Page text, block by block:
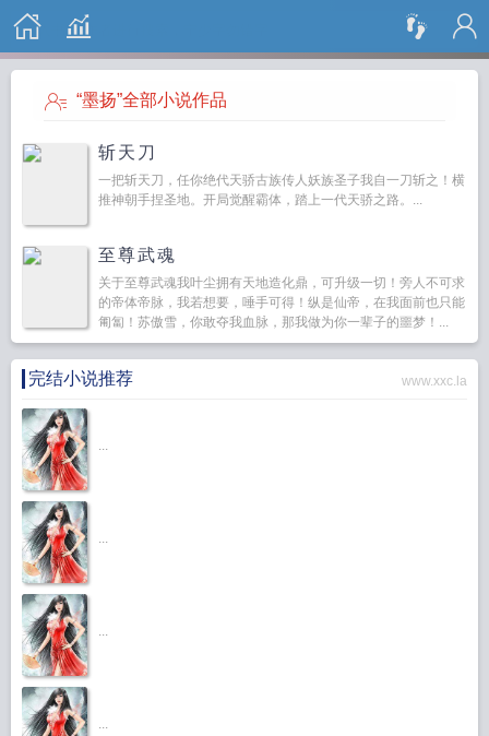
搜 索
“墨扬”全部小说作品
斩天刀
一把斩天刀，任你绝代天骄古族传人妖族圣子我自一刀斩之！横
推神朝手捏圣地。开局觉醒霸体，踏上一代天骄之路。...
至尊武魂
关于至尊武魂我叶尘拥有天地造化鼎，可升级一切！旁人不可求
的帝体帝脉，我若想要，唾手可得！纵是仙帝，在我面前也只能
匍匐！苏傲雪，你敢夺我血脉，那我做为你一辈子的噩梦！...
完结小说推荐 www.xxc.la
...
...
...
...